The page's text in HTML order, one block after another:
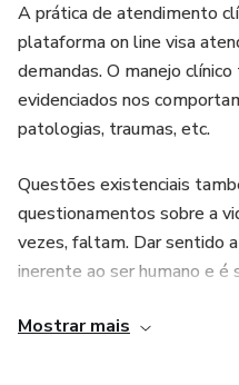
A prática de atendimento
plataforma on line visa
demandas. O manejo
evidenciados nos
patologias, traumas, etc.
Questões existenciais
questionamentos sobre a
vezes, faltam. Dar sentido
inerente ao ser humano e
existenciais.
Mostrar mais